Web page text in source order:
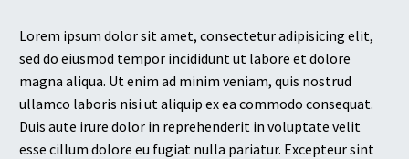
Lorem ipsum dolor sit amet, consectetur adipisicing elit,
sed do eiusmod tempor incididunt ut labore et dolore
magna aliqua. Ut enim ad minim veniam, quis nostrud
ullamco laboris nisi ut aliquip ex ea commodo consequat.
Duis aute irure dolor in reprehenderit in voluptate velit
esse cillum dolore eu fugiat nulla pariatur. Excepteur sint